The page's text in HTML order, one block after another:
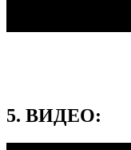
5. ВИДЕО: